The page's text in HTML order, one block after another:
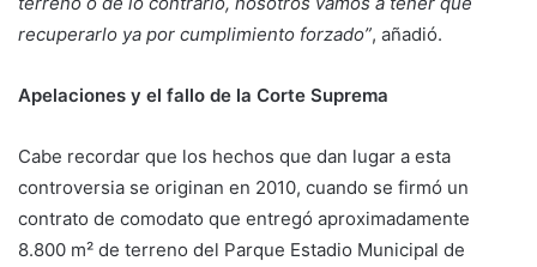
recuperarlo ya por cumplimiento forzado”, añadió.
Apelaciones y el fallo de la Corte Suprema
Cabe recordar que los hechos que dan lugar a esta
controversia se originan en 2010, cuando se firmó un
contrato de comodato que entregó aproximadamente
8.800 m² de terreno del Parque Estadio Municipal de